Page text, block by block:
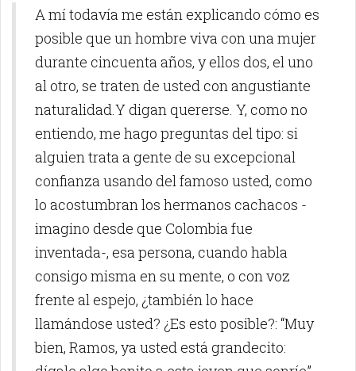
A mí todavía me están explicando cómo es
posible que un hombre viva con una mujer
durante cincuenta años, y ellos dos, el uno
al otro, se traten de usted con angustiante
naturalidad.Y digan quererse. Y, como no
entiendo, me hago preguntas del tipo: si
alguien trata a gente de su excepcional
confianza usando del famoso usted, como
lo acostumbran los hermanos cachacos -
imagino desde que Colombia fue
inventada-, esa persona, cuando habla
consigo misma en su mente, o con voz
frente al espejo, ¿también lo hace
llamándose usted? ¿Es esto posible?: “Muy
bien, Ramos, ya usted está grandecito: